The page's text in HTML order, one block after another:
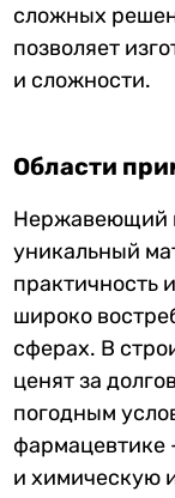
сложных
позволяет
и сложности.
Области
Нержавеющий
уникальный
практичность
широко
сферах. В
ценят за
погодным
фармацевтике
и химическую